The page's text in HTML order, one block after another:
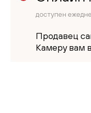
доступен
Продавец
Камеру вам